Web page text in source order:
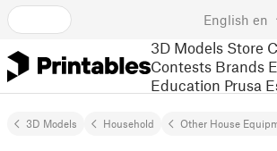
English en
3D Models Store
Contests Brands
Education Prusa
3D Models Household Other House